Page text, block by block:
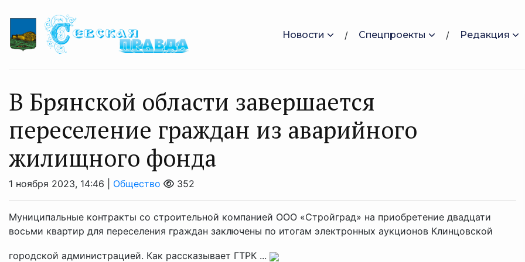
Новости Спецпроекты Редакция
В Брянской области завершается
переселение граждан из аварийного
жилищного фонда
1 ноября 2023, 14:46 | Общество 352
Муниципальные контракты со строительной компанией ООО «Стройград» на приобретение двадцати
восьми квартир для переселения граждан заключены по итогам электронных аукционов Клинцовской
городской администрацией. Как рассказывает ГТРК ...